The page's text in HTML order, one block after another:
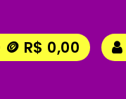
🪙 R$ 0,00